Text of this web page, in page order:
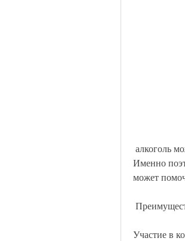
Именно
может
Участие в